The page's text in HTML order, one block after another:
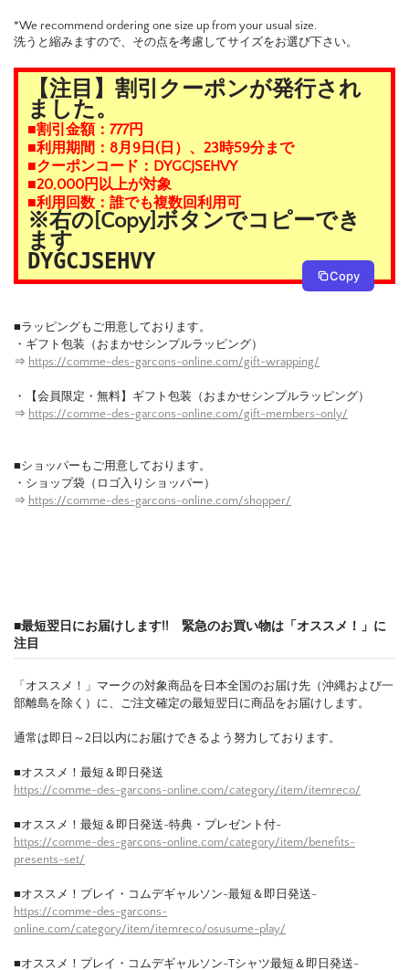
*We recommend ordering one size up from your usual size.
洗うと縮みますので、その点を考慮してサイズをお選び下さい。
【注目】割引クーポンが発行され
ました。
■割引金額：777円
■利用期間：8月9日(日）、23時59分まで
■クーポンコード：DYGCJSEHVY
■20,000円以上が対象
■利用回数：誰でも複数回利用可
※右の[Copy]ボタンでコピーでき
ます
DYGCJSEHVY
Copy
■ラッピングもご用意しております。
・ギフト包装（おまかせシンプルラッピング）
⇒ https://comme-des-garcons-online.com/gift-wrapping/
・【会員限定・無料】ギフト包装（おまかせシンプルラッピング）
⇒ https://comme-des-garcons-online.com/gift-members-only/
■ショッパーもご用意しております。
・ショップ袋（ロゴ入りショッパー）
⇒ https://comme-des-garcons-online.com/shopper/
■最短翌日にお届けします!! 緊急のお買い物は「オススメ！」に
注目
「オススメ！」マークの対象商品を日本全国のお届け先（沖縄および一
部離島を除く）に、ご注文確定の最短翌日に商品をお届けします。
通常は即日～2日以内にお届けできるよう努力しております。
■オススメ！最短＆即日発送
https://comme-des-garcons-online.com/category/item/itemreco/
■オススメ！最短＆即日発送-特典・プレゼント付-
https://comme-des-garcons-online.com/category/item/benefits-
presents-set/
■オススメ！プレイ・コムデギャルソン-最短＆即日発送-
https://comme-des-garcons-
online.com/category/item/itemreco/osusume-play/
■オススメ！プレイ・コムデギャルソン-Tシャツ最短＆即日発送-